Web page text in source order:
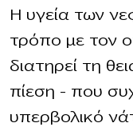
Η υγεία των
τρόπο με τον
διατηρεί τη
πίεση – που
υπερβολικό